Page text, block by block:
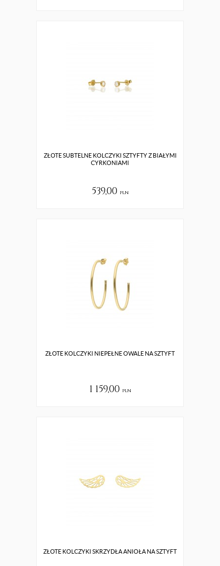
ZŁOTE SUBTELNE KOLCZYKI SZTYFTY Z BIAŁYMI
CYRKONIAMI
539,00 pln
ZŁOTE KOLCZYKI NIEPEŁNE OWALE NA SZTYFT
1 159,00 pln
ZŁOTE KOLCZYKI SKRZYDŁA ANIOŁA NA SZTYFT